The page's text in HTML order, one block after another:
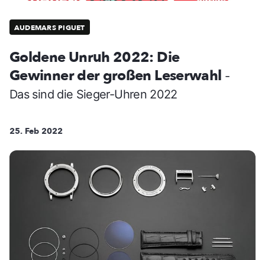
AUDEMARS PIGUET
Goldene Unruh 2022: Die
Gewinner der großen Leserwahl -
Das sind die Sieger-Uhren 2022
25. Feb 2022